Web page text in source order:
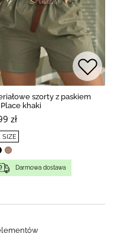
szorty z paskiem
khaki
zł
SIZE
Darmowa dostawa